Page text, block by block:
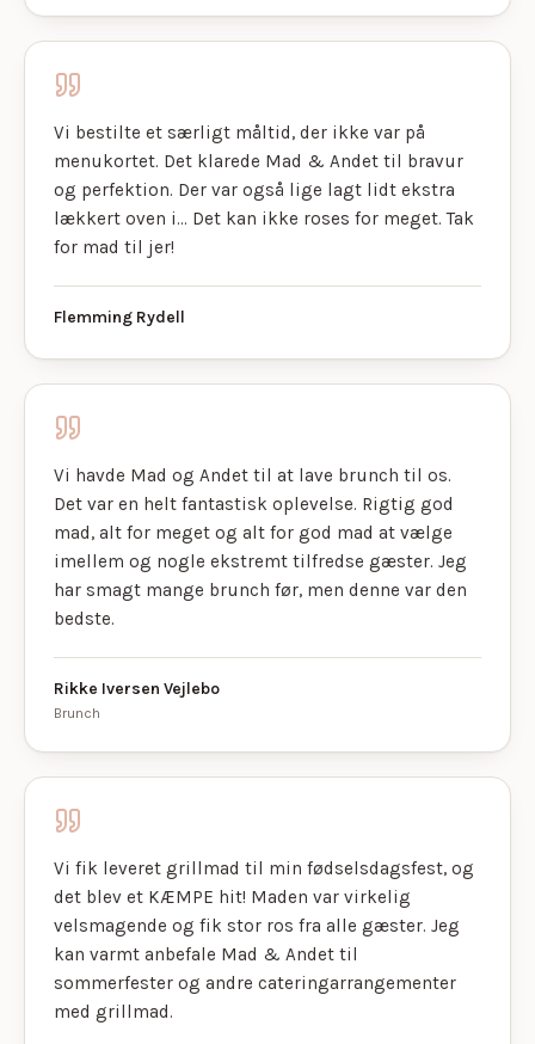
Vi bestilte et særligt måltid, der ikke var på
menukortet. Det klarede Mad & Andet til bravur
og perfektion. Der var også lige lagt lidt ekstra
lækkert oven i… Det kan ikke roses for meget. Tak
for mad til jer!
Flemming Rydell
Vi havde Mad og Andet til at lave brunch til os.
Det var en helt fantastisk oplevelse. Rigtig god
mad, alt for meget og alt for god mad at vælge
imellem og nogle ekstremt tilfredse gæster. Jeg
har smagt mange brunch før, men denne var den
bedste.
Rikke Iversen Vejlebo
Brunch
Vi fik leveret grillmad til min fødselsdagsfest, og
det blev et KÆMPE hit! Maden var virkelig
velsmagende og fik stor ros fra alle gæster. Jeg
kan varmt anbefale Mad & Andet til
sommerfester og andre cateringarrangementer
med grillmad.